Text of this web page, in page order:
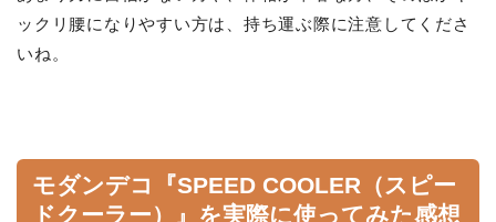
ックリ腰になりやすい方は、持ち運ぶ際に注意してくださ
いね。
モダンデコ『SPEED COOLER（スピー
ドクーラー）』を実際に使ってみた感想